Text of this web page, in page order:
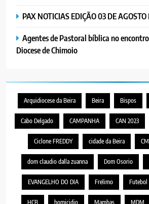
PAX NOTICIAS EDIÇÃO 03 DE
Agentes de Pastoral bíblica no
Diocese de Chimoio
Arquidiocese da Beira Beira Bispos
Cabo Delgado CAMPANHA CAN 2023
Ciclone FREDDY cidade da Beira
dom claudio dalla zuanna Dom Osorio
EVANGELHO DO DIA Frelimo Futebol
HCB homicidio Mambas MDM